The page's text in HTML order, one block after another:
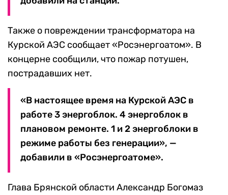
Также о повреждении трансформатора на
Курской АЭС сообщает «Росэнергоатом». В
концерне сообщили, что пожар потушен,
пострадавших нет.
«В настоящее время на Курской АЭС в
работе 3 энергоблок. 4 энергоблок в
плановом ремонте. 1 и 2 энергоблоки в
режиме работы без генерации», —
добавили в «Росэнергоатоме».
Глава Брянской области Александр Богомаз